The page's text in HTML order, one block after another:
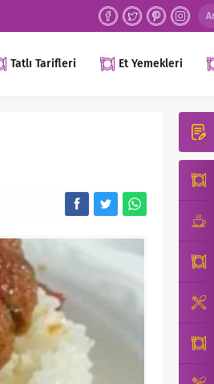
Tatlı Tarifleri Et Yemekleri